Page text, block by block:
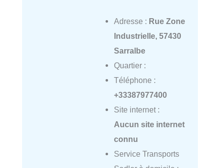
Adresse : Rue Zone
Industrielle, 57430
Sarralbe
Quartier :
Téléphone :
+33387977400
Site internet :
Aucun site internet
connu
Service Transports